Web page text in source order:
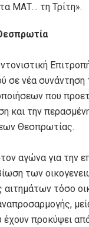
ΜΑΤ… τη Τρίτη».
σε νέα συνάντηση
που
και την
Θεσπρωτίας.
αγώνα για την
των
αιτημάτων τόσο
προκύψει